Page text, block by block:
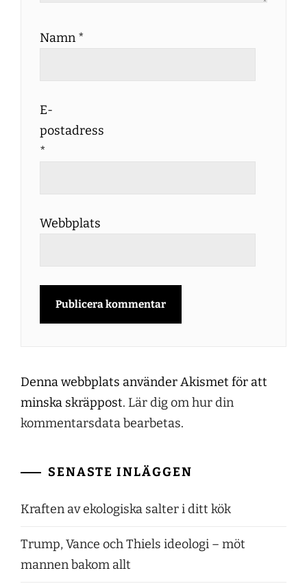
Namn *
E-
postadress
*
Webbplats
Denna webbplats använder Akismet för att
minska skräppost. Lär dig om hur din
kommentarsdata bearbetas.
SENASTE INLÄGGEN
Kraften av ekologiska salter i ditt kök
Trump, Vance och Thiels ideologi – möt
mannen bakom allt